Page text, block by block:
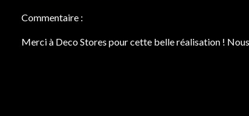
Commentaire :
Merci à Deco Stores pour cette belle réalisation !